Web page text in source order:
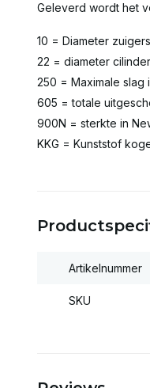
Geleverd wordt het
10 = Diameter
22 = diameter
250 = Maximale slag
605 = totale
900N = sterkte in
KKG = Kunststof
Artikelnummer
SKU